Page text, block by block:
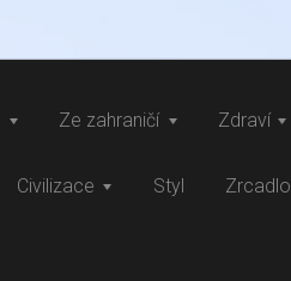
Ze zahraničí Zdraví
Civilizace Styl Zrcadlo